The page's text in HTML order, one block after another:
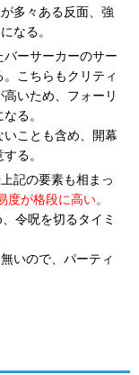
多々ある反面、強
なる。
ーサーカーのサー
こちらもクリティ
いため、フォーリ
る。
いことも含め、開幕
る。
記の要素も相まっ
が格段に高い。
令呪を切るタイミ
いので、パーティ